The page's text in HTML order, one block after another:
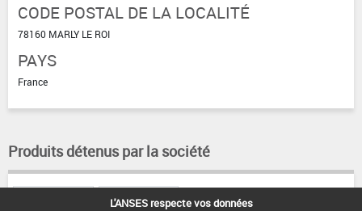
CODE POSTAL DE LA LOCALITÉ
78160 MARLY LE ROI
PAYS
France
Produits détenus par la société
TAUPICIDE
L'ANSES respecte vos données